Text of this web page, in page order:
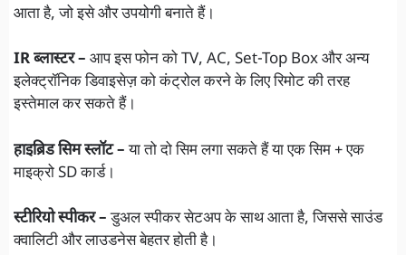
आता है, जो इसे और उपयोगी बनाते हैं।
IR ब्लास्टर – आप इस फोन को TV, AC, Set-Top Box और अन्य
इलेक्ट्रॉनिक डिवाइसेज़ को कंट्रोल करने के लिए रिमोट की तरह
इस्तेमाल कर सकते हैं।
हाइब्रिड सिम स्लॉट –या तो दो सिम लगा सकते हैं या एक सिम + एक
माइक्रो SD कार्ड।
स्टीरियो स्पीकर –डुअल स्पीकर सेटअप के साथ आता है, जिससे साउंड
क्वालिटी और लाउडनेस बेहतर होती है।